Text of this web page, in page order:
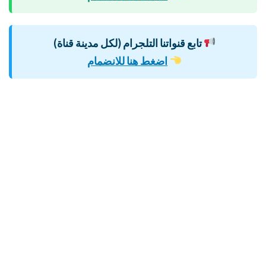
تابع قنواتنا التلجرام (لكل مدينة قناة)
اضغط هنا للانضمام